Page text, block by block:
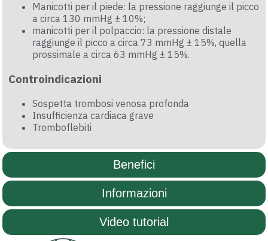
Benefici
Informazioni
Video tutorial
Manicotti per il piede: la pressione raggiunge il picco
a circa 130 mmHg ± 10%;
manicotti per il polpaccio: la pressione distale
raggiunge il picco a circa 73 mmHg ± 15%, quella
prossimale a circa 63 mmHg ± 15%.
Controindicazioni
Sospetta trombosi venosa profonda
Insufficienza cardiaca grave
Tromboflebiti